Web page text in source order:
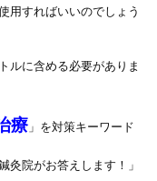
用すればいいのでしょう
ルに含める必要がありま
療 」を対策キーワード
灸院がお答えします！」